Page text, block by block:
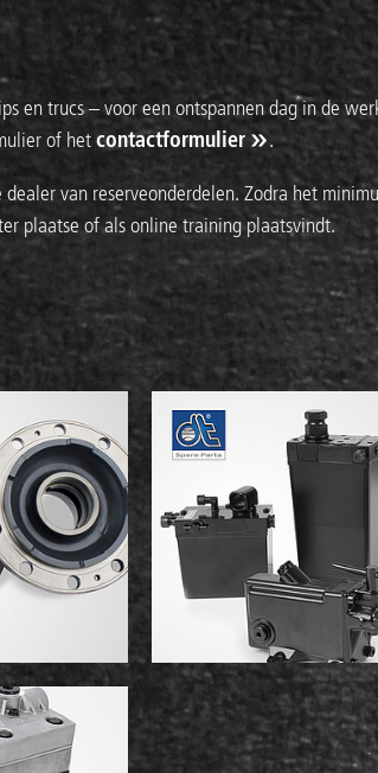
en trucs – voor een ontspannen dag in de
of hetcontactformulier .
van reserveonderdelen. Zodra het
plaatse of als online training plaatsvindt.